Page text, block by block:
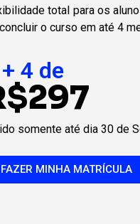
total para os
o curso em até 4
4 de
somente até dia 30 de
FAZER MINHA MATRÍCULA